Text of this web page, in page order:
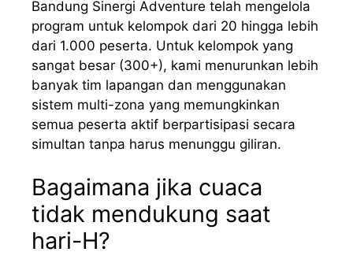
Bandung Sinergi Adventure telah mengelola
program untuk kelompok dari 20 hingga lebih
dari 1.000 peserta. Untuk kelompok yang
sangat besar (300+), kami menurunkan lebih
banyak tim lapangan dan menggunakan
sistem multi-zona yang memungkinkan
semua peserta aktif berpartisipasi secara
simultan tanpa harus menunggu giliran.
Bagaimana jika cuaca
tidak mendukung saat
hari-H?